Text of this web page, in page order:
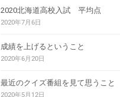
2020北海道高校入試 平均点
2020年7月6日
成績を上げるということ
2020年6月20日
最近のクイズ番組を見て思うこと
2020年5月12日